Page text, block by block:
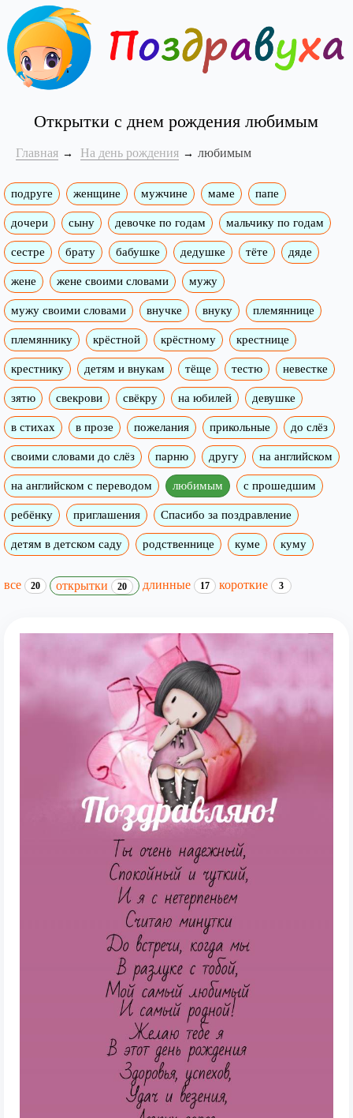
Открытки с днем рождения любимым
Главная На день рождения любимым
подруге женщине мужчине маме папе
дочери сыну девочке по годам мальчику по годам
сестре брату бабушке дедушке тёте дяде
жене жене своими словами мужу
мужу своими словами внучке внуку племяннице
племяннику крёстной крёстному крестнице
крестнику детям и внукам тёще тестю невестке
зятю свекрови свёкру на юбилей девушке
в стихах в прозе пожелания прикольные до слёз
своими словами до слёз парню другу на английском
на английском с переводом любимым с прошедшим
ребёнку приглашения Спасибо за поздравление
детям в детском саду родственнице куме куму
все 20 открытки 20 длинные 17 короткие 3